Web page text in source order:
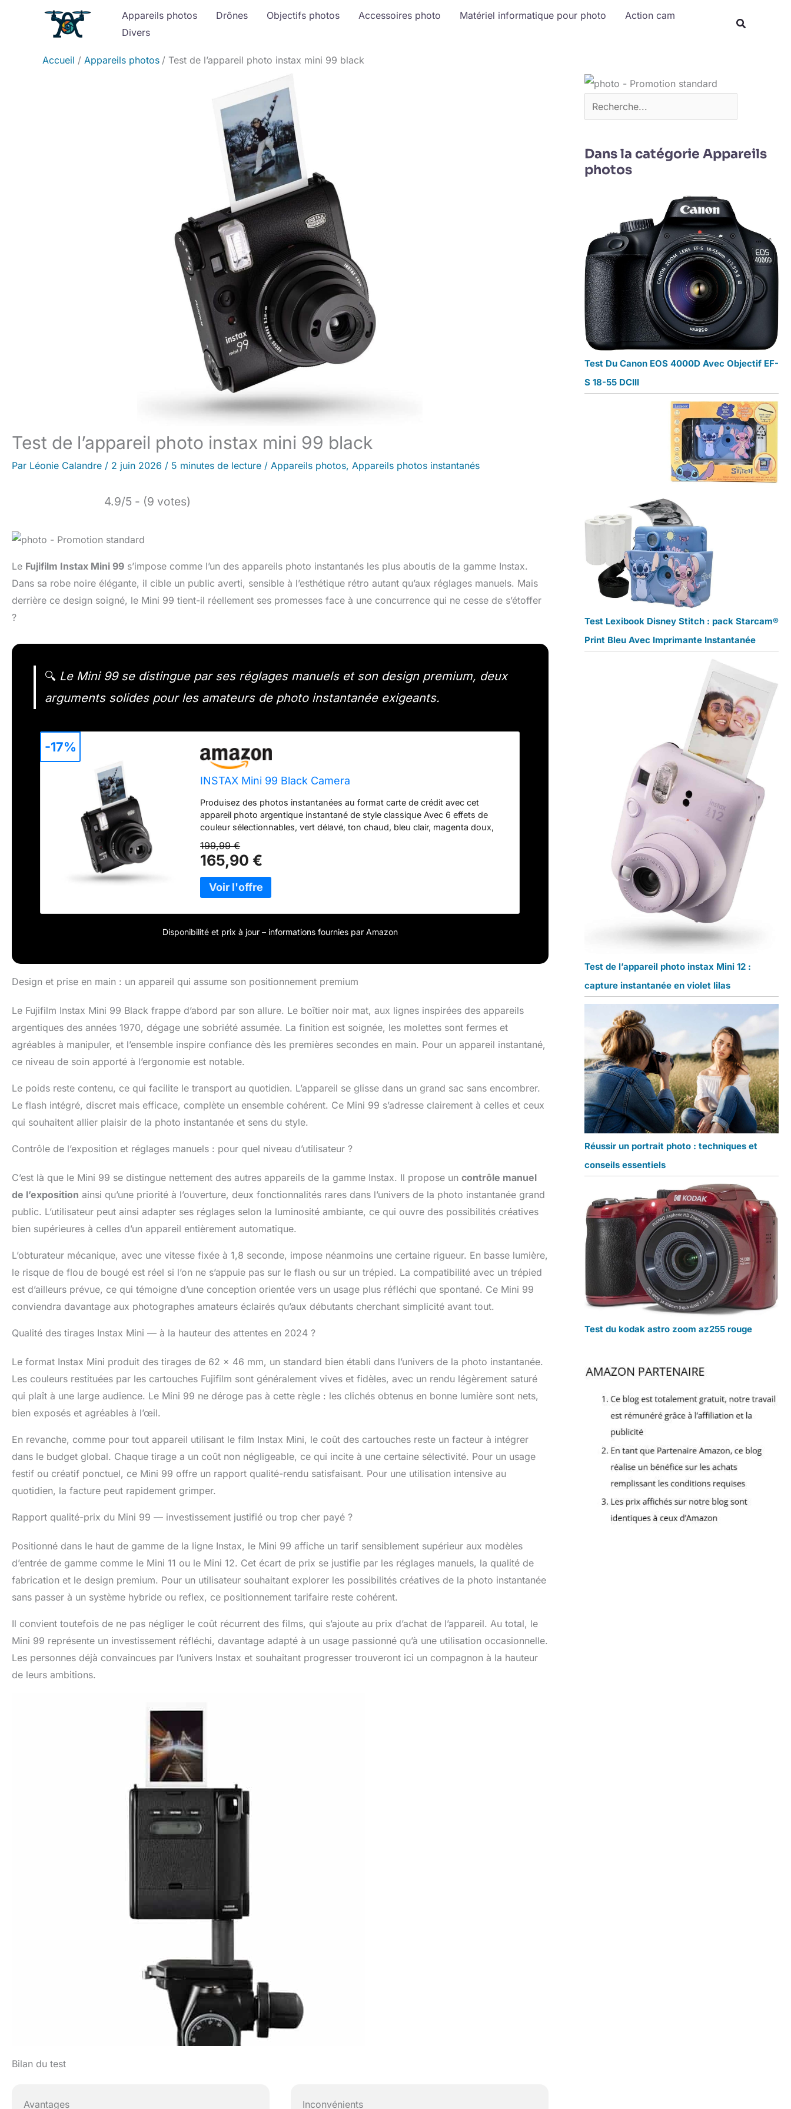
Appareils photos Drônes Objectifs photos Accessoires photo Matériel informatique pour photo
Action cam
Divers
Accueil Appareils photos Test de l’appareil photo instax mini 99 black
Test de l’appareil photo instax mini 99 black
Par Léonie Calandre / 2 juin 2026 / 5 minutes de lecture / Appareils photos, Appareils photos instantanés
4.9/5 - (9 votes)
Le Fujifilm Instax Mini 99 s’impose comme l’un des appareils photo instantanés les plus aboutis de la gamme Instax.
Dans sa robe noire élégante, il cible un public averti, sensible à l’esthétique rétro autant qu’aux réglages manuels. Mais
derrière ce design soigné, le Mini 99 tient-il réellement ses promesses face à une concurrence qui ne cesse de s’étoffer
?
🔍 Le Mini 99 se distingue par ses réglages manuels et son design premium, deux
arguments solides pour les amateurs de photo instantanée exigeants.
INSTAX Mini 99 Black Camera
Produisez des photos instantanées au format carte de crédit avec cet
appareil photo argentique instantané de style classique Avec 6 effets de
couleur sélectionnables, vert délavé, ton chaud, bleu clair, magenta doux,
manuel de la vignette permet aux utilisateurs d'assombrir les bords de la
photo pour une apparence plus créative Un appareil photo design au style
classique, doté de 2 déclencheurs identiques, prêt pour un trépied et d'une
sélection manuelle de la mise au point (paysage, macro et standard)
199,99 €
165,90 €
-17%
Disponibilité et prix à jour – informations fournies par Amazon
Design et prise en main : un appareil qui assume son positionnement premium
Le Fujifilm Instax Mini 99 Black frappe d’abord par son allure. Le boîtier noir mat, aux lignes inspirées des appareils
argentiques des années 1970, dégage une sobriété assumée. La finition est soignée, les molettes sont fermes et
agréables à manipuler, et l’ensemble inspire confiance dès les premières secondes en main. Pour un appareil instantané,
ce niveau de soin apporté à l’ergonomie est notable.
Le poids reste contenu, ce qui facilite le transport au quotidien. L’appareil se glisse dans un grand sac sans encombrer.
Le flash intégré, discret mais efficace, complète un ensemble cohérent. Ce Mini 99 s’adresse clairement à celles et ceux
qui souhaitent allier plaisir de la photo instantanée et sens du style.
Contrôle de l’exposition et réglages manuels : pour quel niveau d’utilisateur ?
C’est là que le Mini 99 se distingue nettement des autres appareils de la gamme Instax. Il propose un contrôle manuel
de l’exposition ainsi qu’une priorité à l’ouverture, deux fonctionnalités rares dans l’univers de la photo instantanée grand
public. L’utilisateur peut ainsi adapter ses réglages selon la luminosité ambiante, ce qui ouvre des possibilités créatives
bien supérieures à celles d’un appareil entièrement automatique.
L’obturateur mécanique, avec une vitesse fixée à 1,8 seconde, impose néanmoins une certaine rigueur. En basse lumière,
le risque de flou de bougé est réel si l’on ne s’appuie pas sur le flash ou sur un trépied. La compatibilité avec un trépied
est d’ailleurs prévue, ce qui témoigne d’une conception orientée vers un usage plus réfléchi que spontané. Ce Mini 99
conviendra davantage aux photographes amateurs éclairés qu’aux débutants cherchant simplicité avant tout.
Qualité des tirages Instax Mini — à la hauteur des attentes en 2024 ?
Le format Instax Mini produit des tirages de 62 × 46 mm, un standard bien établi dans l’univers de la photo instantanée.
Les couleurs restituées par les cartouches Fujifilm sont généralement vives et fidèles, avec un rendu légèrement saturé
qui plaît à une large audience. Le Mini 99 ne déroge pas à cette règle : les clichés obtenus en bonne lumière sont nets,
bien exposés et agréables à l’œil.
En revanche, comme pour tout appareil utilisant le film Instax Mini, le coût des cartouches reste un facteur à intégrer
dans le budget global. Chaque tirage a un coût non négligeable, ce qui incite à une certaine sélectivité. Pour un usage
festif ou créatif ponctuel, ce Mini 99 offre un rapport qualité-rendu satisfaisant. Pour une utilisation intensive au
quotidien, la facture peut rapidement grimper.
Rapport qualité-prix du Mini 99 — investissement justifié ou trop cher payé ?
Positionné dans le haut de gamme de la ligne Instax, le Mini 99 affiche un tarif sensiblement supérieur aux modèles
d’entrée de gamme comme le Mini 11 ou le Mini 12. Cet écart de prix se justifie par les réglages manuels, la qualité de
fabrication et le design premium. Pour un utilisateur souhaitant explorer les possibilités créatives de la photo instantanée
sans passer à un système hybride ou reflex, ce positionnement tarifaire reste cohérent.
Il convient toutefois de ne pas négliger le coût récurrent des films, qui s’ajoute au prix d’achat de l’appareil. Au total, le
Mini 99 représente un investissement réfléchi, davantage adapté à un usage passionné qu’à une utilisation occasionnelle.
Les personnes déjà convaincues par l’univers Instax et souhaitant progresser trouveront ici un compagnon à la hauteur
de leurs ambitions.
Bilan du test
Avantages Inconvénients
Rechercher
Dans la catégorie Appareils
photos
Test Du Canon EOS 4000D Avec Objectif EF-
S 18-55 DCIII
Test Lexibook Disney Stitch : pack Starcam®
Print Bleu Avec Imprimante Instantanée
Test de l’appareil photo instax Mini 12 :
capture instantanée en violet lilas
Réussir un portrait photo : techniques et
conseils essentiels
Test du kodak astro zoom az255 rouge